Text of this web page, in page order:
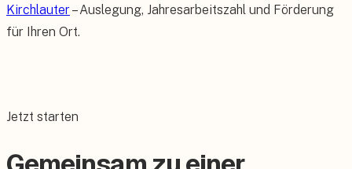
Kirchlauter– Auslegung, Jahresarbeitszahl und Förderung
für Ihren Ort.
Jetzt starten